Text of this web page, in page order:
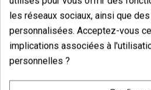
• Hauteur :en intérieur 1-1,80
Vous
les réseaux sociaux, ainsi que
personnalisées. Acceptez-vous
implications associées à
personnelles ?